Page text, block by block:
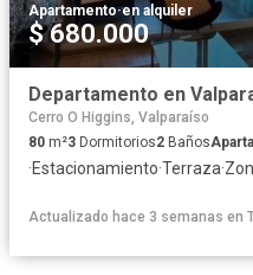
Apartamento·en alquiler
$ 680.000
Departamento en
Cerro O Higgins, Valparaíso
80 m²3 Dormitorios2 Baños
·Estacionamiento·Terraza·
Actualizado hace 3 semanas en